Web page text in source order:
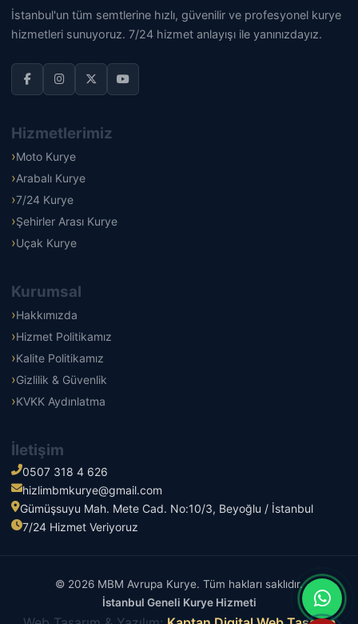
İstanbul'un tüm semtlerine hızlı, güvenilir ve profesyonel kurye
hizmetleri sunuyoruz. 7/24 hizmet anlayışı ile yanınızdayız.
Hizmetlerimiz
Moto Kurye
Arabalı Kurye
7/24 Kurye
Şehirler Arası Kurye
Uçak Kurye
Kurumsal
Hakkımızda
Hizmet Politikamız
Kalite Politikamız
Gizlilik & Güvenlik
KVKK Aydınlatma
İletişim
0507 318 4 626
hizlimbmkurye@gmail.com
Gümüşsuyu Mah. Mete Cad. No:10/3, Beyoğlu / İstanbul
7/24 Hizmet Veriyoruz
© 2026 MBM Avrupa Kurye. Tüm hakları saklıdır.
İstanbul Geneli Kurye Hizmeti